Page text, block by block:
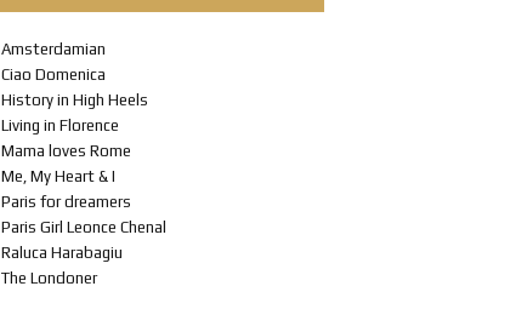
Amsterdamian
Ciao Domenica
History in High Heels
Living in Florence
Mama loves Rome
Me, My Heart & I
Paris for dreamers
Paris Girl Leonce Chenal
Raluca Harabagiu
The Londoner